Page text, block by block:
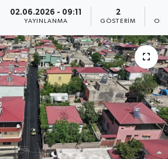
02.06.2026 - 09:11
YAYINLANMA
2
GÖSTERIM